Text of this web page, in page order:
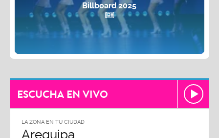
Billboard 2025
ESCUCHA EN VIVO
LA ZONA EN TU CIUDAD
Arequipa